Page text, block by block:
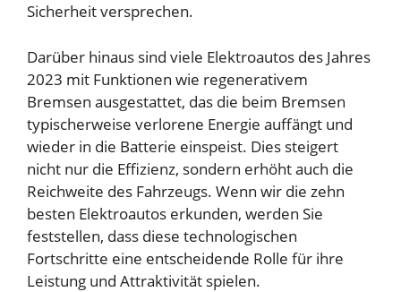
Sicherheit versprechen.
Darüber hinaus sind viele Elektroautos des Jahres
2023 mit Funktionen wie regenerativem
Bremsen ausgestattet, das die beim Bremsen
typischerweise verlorene Energie auffängt und
wieder in die Batterie einspeist. Dies steigert
nicht nur die Effizienz, sondern erhöht auch die
Reichweite des Fahrzeugs. Wenn wir die zehn
besten Elektroautos erkunden, werden Sie
feststellen, dass diese technologischen
Fortschritte eine entscheidende Rolle für ihre
Leistung und Attraktivität spielen.